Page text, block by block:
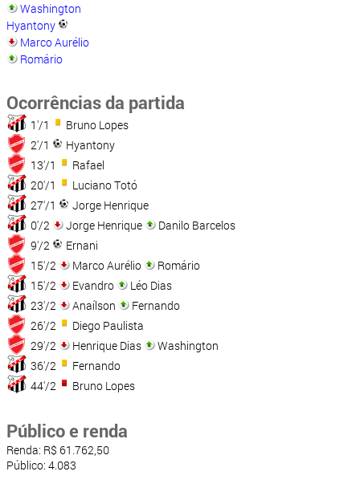
Washington
Hyantony
Marco Aurélio
Romário
Ocorrências da partida
1'/1
Bruno Lopes
2'/1
Hyantony
13'/1
Rafael
20'/1
Luciano Totó
27'/1
Jorge Henrique
0'/2
Jorge Henrique
Danilo Barcelos
9'/2
Ernani
15'/2
Marco Aurélio
Romário
15'/2
Evandro
Léo Dias
23'/2
Anaílson
Fernando
26'/2
Diego Paulista
29'/2
Henrique Dias
Washington
36'/2
Fernando
44'/2
Bruno Lopes
Público e renda
Renda: R$ 61.762,50
Público: 4.083